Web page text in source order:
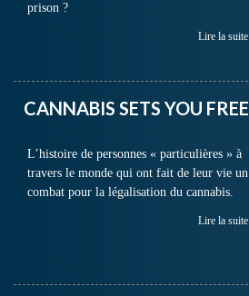
prison ?
Lire la suite
CANNABIS SETS YOU FREE
L’histoire de personnes « particulières » à
travers le monde qui ont fait de leur vie un
combat pour la légalisation du cannabis.
Lire la suite